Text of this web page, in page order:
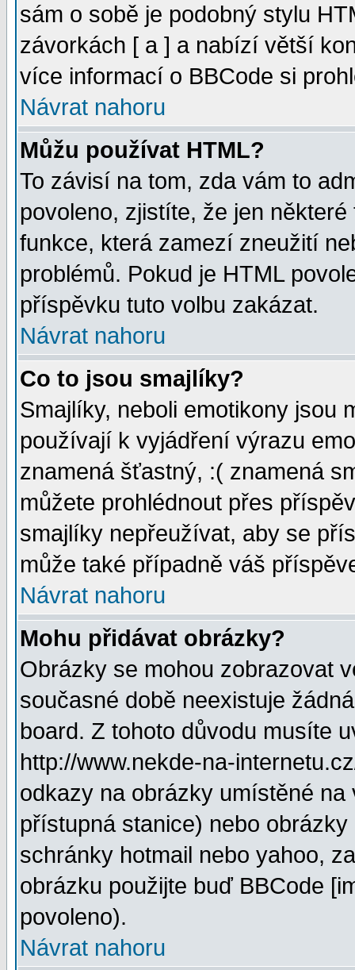
sám o sobě je podobný stylu
závorkách [ a ] a nabízí větší
více informací o BBCode si
Návrat nahoru
Můžu používat HTML?
To závisí na tom, zda vám to
povoleno, zjistíte, že jen
funkce, která zamezí zneužití
problémů. Pokud je HTML
příspěvku tuto volbu zakázat.
Návrat nahoru
Co to jsou smajlíky?
Smajlíky, neboli emotikony jsou
používají k vyjádření výrazu
znamená šťastný, :( znamená
můžete prohlédnout přes
smajlíky nepřeužívat, aby se
může také případně váš
Návrat nahoru
Mohu přidávat obrázky?
Obrázky se mohou zobrazovat
současné době neexistuje
board. Z tohoto důvodu musíte
http://www.nekde-na-
odkazy na obrázky umístěné
přístupná stanice) nebo
schránky hotmail nebo yahoo,
obrázku použijte buď BBCode
povoleno).
Návrat nahoru